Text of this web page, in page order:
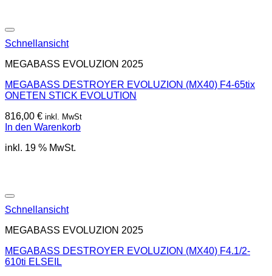
Schnellansicht
MEGABASS EVOLUZION 2025
MEGABASS DESTROYER EVOLUZION (MX40) F4-65tix
ONETEN STICK EVOLUTION
816,00 € inkl. MwSt
In den Warenkorb
inkl. 19 % MwSt.
Schnellansicht
MEGABASS EVOLUZION 2025
MEGABASS DESTROYER EVOLUZION (MX40) F4.1/2-
610ti ELSEIL